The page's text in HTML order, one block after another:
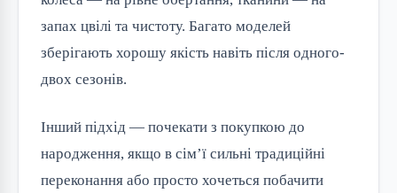
запах цвілі та чистоту. Багато моделей
зберігають хорошу якість навіть після одного-
двох сезонів.
Інший підхід — почекати з покупкою до
народження, якщо в сім’ї сильні традиційні
переконання або просто хочеться побачити